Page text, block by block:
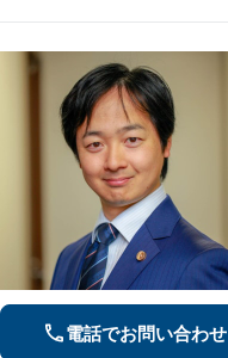
電話でお問い合わせ